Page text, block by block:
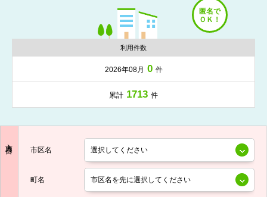
利用件数
2026年08月 0 件
累計 1713 件
市区名
町名